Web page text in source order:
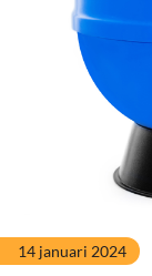
14 januari 2024